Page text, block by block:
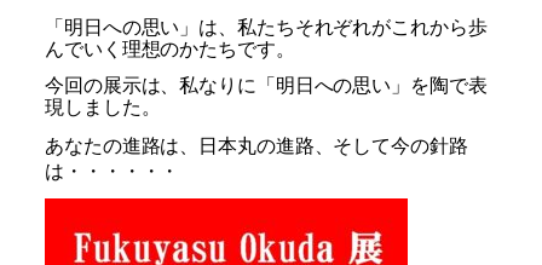
「明日への思い」は、私たちそれぞれがこれから歩
んでいく 理想のかたちです。
今回の展示は、私なりに「明日への思い」を陶で表
現しました。
あなたの進路は、日本丸の進路、そして今の針路
は・・・・・・